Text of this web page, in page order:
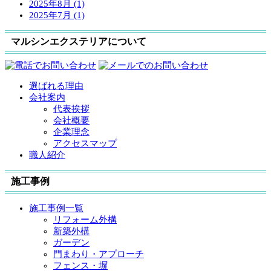
2025年8月 (1)
2025年7月 (1)
マルシンエクステリアについて
選ばれる理由
会社案内
代表挨拶
会社概要
企業理念
アクセスマップ
職人紹介
施工事例
施工事例一覧
リフォーム外構
新築外構
ガーデン
門まわり・アプローチ
フェンス・塀